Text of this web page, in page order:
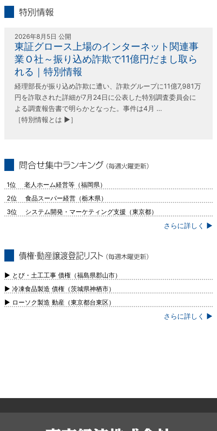
2026年8月5日 公開
東証グロース上場のインターネット関連事
業Ｏ社～振り込め詐欺で11億円だまし取ら
れる｜特別情報
経理部長が振り込め詐欺に遭い、詐欺グループに11億7,981万
円を詐取された詳細が7月24日に公表した特別調査委員会に
よる調査報告書で明らかとなった。事件は4月 …
［特別情報とは ▶］
1位 老人ホーム経営等（福岡県）
2位 食品スーパー経営（栃木県）
3位 システム開発・マーケティング支援（東京都）
さらに詳しく ▶
新）
▶ とび・土工工事 債権（福島県郡山市）
▶ 冷凍食品製造 債権（茨城県神栖市）
▶ ローソク製造 動産（東京都台東区）
さらに詳しく ▶